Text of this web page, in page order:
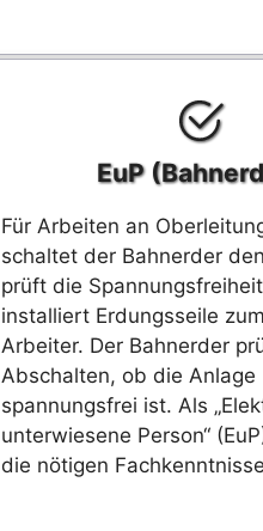
EuP
Für Arbeiten an
schaltet der Bahnerder
prüft die
installiert Erdungsseile
Arbeiter. Der Bahnerder
Abschalten, ob die Anlage
spannungsfrei ist. Als
unterwiesene Person“
die nötigen